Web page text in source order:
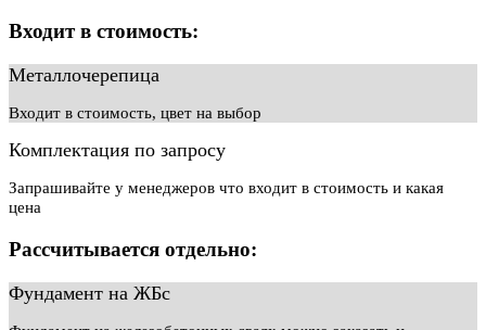
Входит в стоимость:
Металлочерепица
Входит в стоимость, цвет на выбор
Комплектация по запросу
Запрашивайте у менеджеров что входит в стоимость и какая
цена
Рассчитывается отдельно:
Фундамент на ЖБс